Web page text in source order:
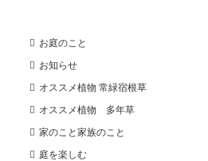
お庭のこと
お知らせ
オススメ植物 常緑宿根草
オススメ植物 多年草
家のこと家族のこと
庭を楽しむ